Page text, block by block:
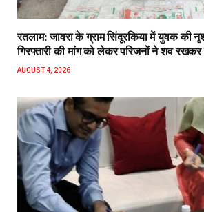
रतलाम: जावरा के ग्राम सिंदूरकिया में युवक की
गिरफ्तारी की मांग को लेकर परिजनों ने शव रखकर
AUGUST 4, 2026